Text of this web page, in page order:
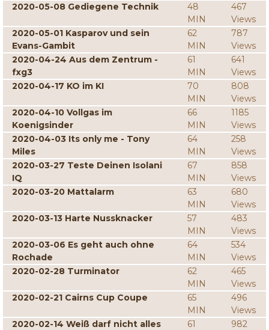
2020-05-08 Gediegene Technik
48
MIN
467
Views
2020-05-01 Kasparov und sein
Evans-Gambit
62
MIN
787
Views
2020-04-24 Aus dem Zentrum -
fxg3
61
MIN
641
Views
2020-04-17 KO im KI
70
MIN
808
Views
2020-04-10 Vollgas im
Koenigsinder
66
MIN
1185
Views
2020-04-03 Its only me - Tony
Miles
64
MIN
258
Views
2020-03-27 Teste Deinen Isolani
IQ
67
MIN
858
Views
2020-03-20 Mattalarm
63
MIN
680
Views
2020-03-13 Harte Nussknacker
57
MIN
483
Views
2020-03-06 Es geht auch ohne
Rochade
64
MIN
534
Views
2020-02-28 Turminator
62
MIN
465
Views
2020-02-21 Cairns Cup Coupe
65
MIN
496
Views
2020-02-14 Weiß darf nicht alles
61
982